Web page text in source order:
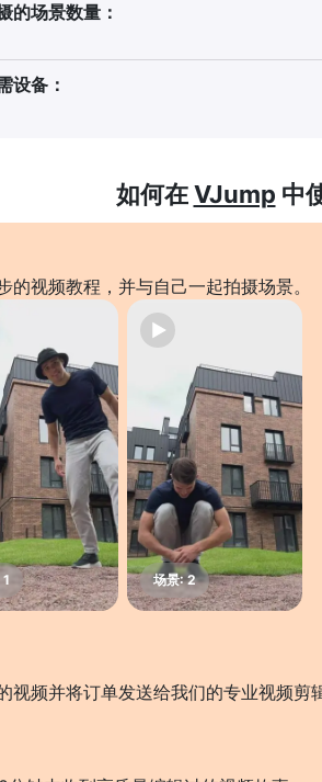
的场景数量：
设备：
如何在VJump 中
的视频教程，并与自己一起拍摄场景。
视频并将订单发送给我们的专业视频剪